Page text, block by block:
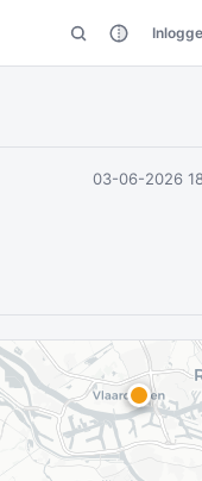
03-06-2026